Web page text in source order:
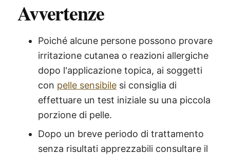
Avvertenze
Poiché alcune persone possono provare
irritazione cutanea o reazioni allergiche
dopo l'applicazione topica, ai soggetti
con pelle sensibile si consiglia di
effettuare un test iniziale su una piccola
porzione di pelle.
Dopo un breve periodo di trattamento
senza risultati apprezzabili consultare il